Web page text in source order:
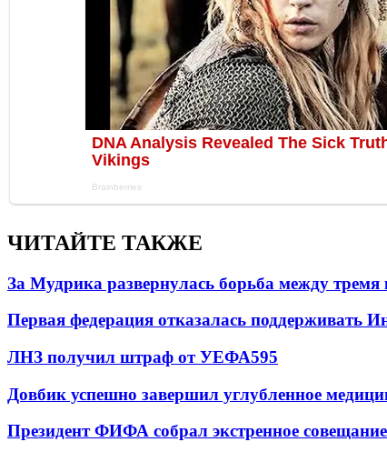
ЧИТАЙТЕ ТАКЖЕ
За Мудрика развернулась борьба между
Первая федерация отказалась поддерживать
ЛНЗ получил штраф от УЕФА595
Довбик успешно завершил углубленное
Президент ФИФА собрал экстренное